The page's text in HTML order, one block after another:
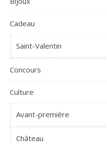
Cadeau
Saint-Valentin
Concours
Culture
Avant-première
Château